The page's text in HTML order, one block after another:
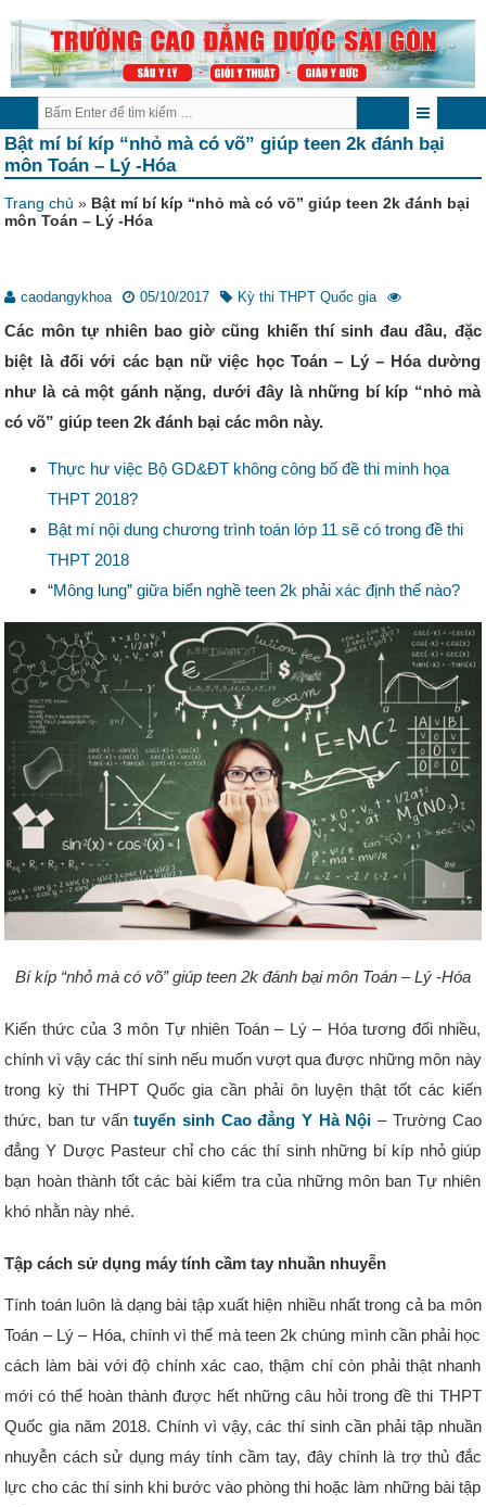
Bật mí bí kíp “nhỏ mà có võ” giúp teen 2k đánh bại
môn Toán – Lý -Hóa
Trang chủ » Bật mí bí kíp “nhỏ mà có võ” giúp teen 2k đánh bại
môn Toán – Lý -Hóa
caodangykhoa 05/10/2017 Kỳ thi THPT Quốc gia
Các môn tự nhiên bao giờ cũng khiến thí sinh đau đầu, đặc
biệt là đối với các bạn nữ việc học Toán – Lý – Hóa dường
như là cả một gánh nặng, dưới đây là những bí kíp “nhỏ mà
có võ” giúp teen 2k đánh bại các môn này.
Thực hư việc Bộ GD&ĐT không công bố đề thi minh họa
THPT 2018?
Bật mí nội dung chương trình toán lớp 11 sẽ có trong đề thi
THPT 2018
“Mông lung” giữa biển nghề teen 2k phải xác định thế nào?
Bí kíp “nhỏ mà có võ” giúp teen 2k đánh bại môn Toán – Lý -Hóa
Kiến thức của 3 môn Tự nhiên Toán – Lý – Hóa tương đối nhiều,
chính vì vậy các thí sinh nếu muốn vượt qua được những môn này
trong kỳ thi THPT Quốc gia cần phải ôn luyện thật tốt các kiến
thức, ban tư vấntuyển sinh Cao đẳng Y Hà Nội – Trường Cao
đẳng Y Dược Pasteur chỉ cho các thí sinh những bí kíp nhỏ giúp
bạn hoàn thành tốt các bài kiểm tra của những môn ban Tự nhiên
khó nhằn này nhé.
Tập cách sử dụng máy tính cầm tay nhuần nhuyễn
Tính toán luôn là dạng bài tập xuất hiện nhiều nhất trong cả ba môn
Toán – Lý – Hóa, chính vì thế mà teen 2k chúng mình cần phải học
cách làm bài với độ chính xác cao, thậm chí còn phải thật nhanh
mới có thể hoàn thành được hết những câu hỏi trong đề thi THPT
Quốc gia năm 2018. Chính vì vậy, các thí sinh cần phải tập nhuần
nhuyễn cách sử dụng máy tính cầm tay, đây chính là trợ thủ đắc
lực cho các thí sinh khi bước vào phòng thi hoặc làm những bài tập